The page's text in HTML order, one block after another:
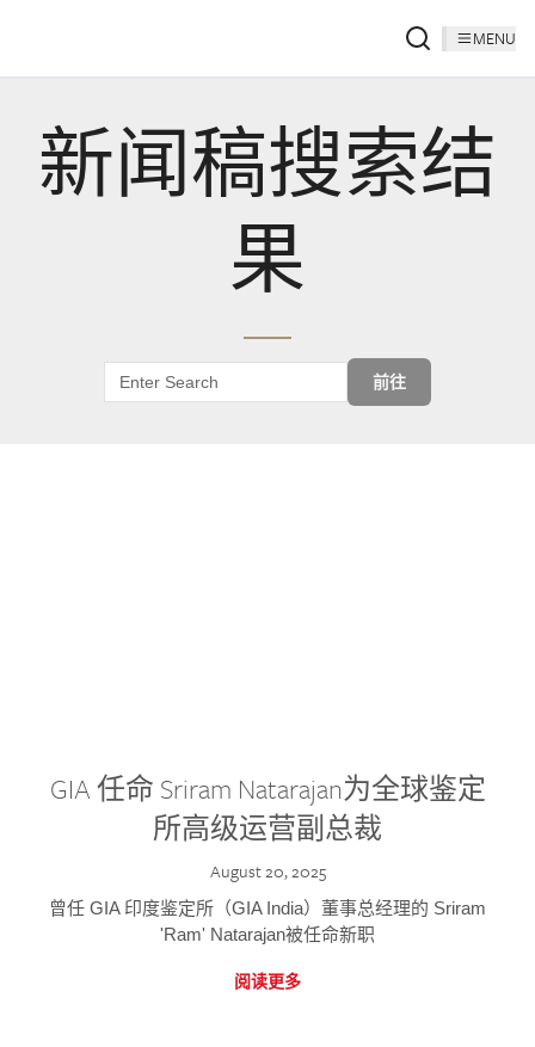
MENU
新闻稿搜索结
果
前往
GIA 任命 Sriram Natarajan为全球鉴定
所高级运营副总裁
August 20, 2025
曾任 GIA 印度鉴定所（GIA India）董事总经理的 Sriram
'Ram' Natarajan被任命新职
阅读更多